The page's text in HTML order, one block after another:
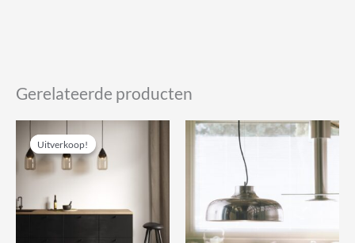
Gerelateerde producten
Uitverkoop!
Uitverkoop!